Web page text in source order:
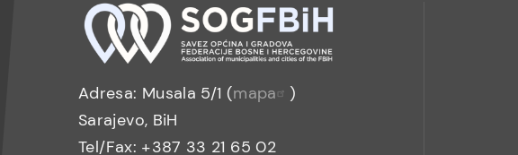
Adresa: Musala 5/1 (mapa
)
Sarajevo, BiH
Tel/Fax: +387 33 21 65 02